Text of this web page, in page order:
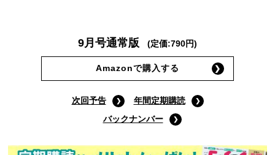
Amazonで購入する
次回予告
年間定期購読